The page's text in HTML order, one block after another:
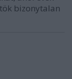
bizonytalan